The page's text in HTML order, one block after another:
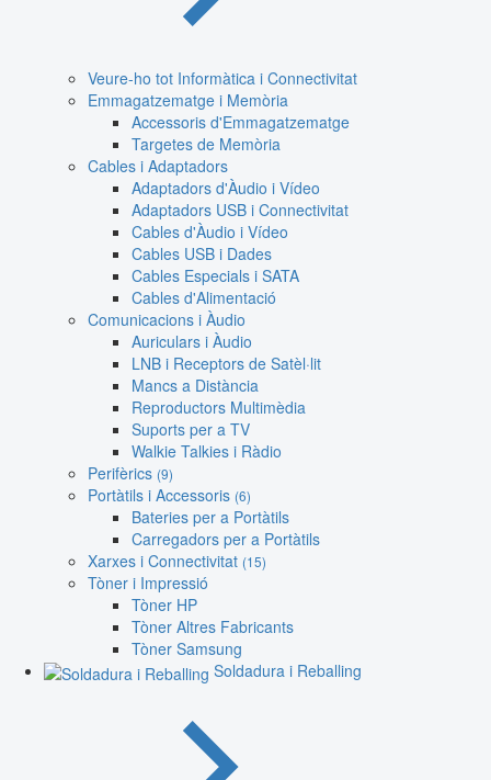
Veure-ho tot Informàtica i Connectivitat
Emmagatzematge i Memòria
Accessoris d'Emmagatzematge
Targetes de Memòria
Cables i Adaptadors
Adaptadors d'Àudio i Vídeo
Adaptadors USB i Connectivitat
Cables d'Àudio i Vídeo
Cables USB i Dades
Cables Especials i SATA
Cables d'Alimentació
Comunicacions i Àudio
Auriculars i Àudio
LNB i Receptors de Satèl·lit
Mancs a Distància
Reproductors Multimèdia
Suports per a TV
Walkie Talkies i Ràdio
Perifèrics (9)
Portàtils i Accessoris (6)
Bateries per a Portàtils
Carregadors per a Portàtils
Xarxes i Connectivitat (15)
Tòner i Impressió
Tòner HP
Tòner Altres Fabricants
Tòner Samsung
Soldadura i Reballing